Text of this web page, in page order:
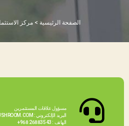
الصفحة الرئيسية > مركز
مسؤول علاقات المستثمرين
البريد الإلكتروني : INVESTOR.RELATIONS@GULFMUSHROOM.COM
الهاتف : 26883543 968+